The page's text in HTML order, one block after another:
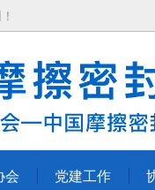
会 党建工作